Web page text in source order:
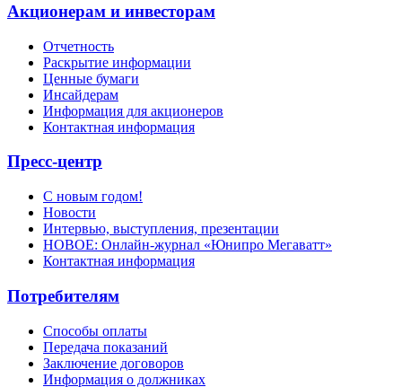
Акционерам и инвесторам
Отчетность
Раскрытие информации
Ценные бумаги
Инсайдерам
Информация для акционеров
Контактная информация
Пресс-центр
С новым годом!
Новости
Интервью, выступления, презентации
НОВОЕ: Онлайн-журнал «Юнипро Мегаватт»
Контактная информация
Потребителям
Способы оплаты
Передача показаний
Заключение договоров
Информация о должниках